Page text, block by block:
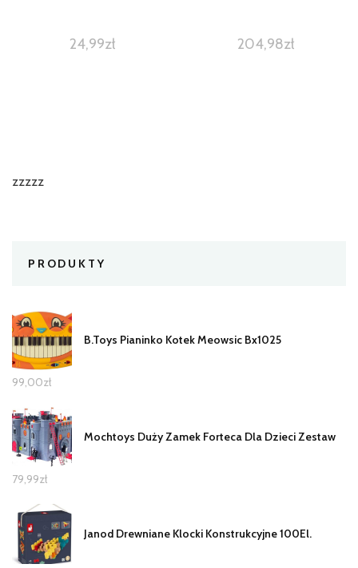
24,99zł 204,98zł
zzzzz
PRODUKTY
B.Toys Pianinko Kotek Meowsic Bx1025
99,00zł
Mochtoys Duży Zamek Forteca Dla Dzieci Zestaw
79,99zł
Janod Drewniane Klocki Konstrukcyjne 100El.